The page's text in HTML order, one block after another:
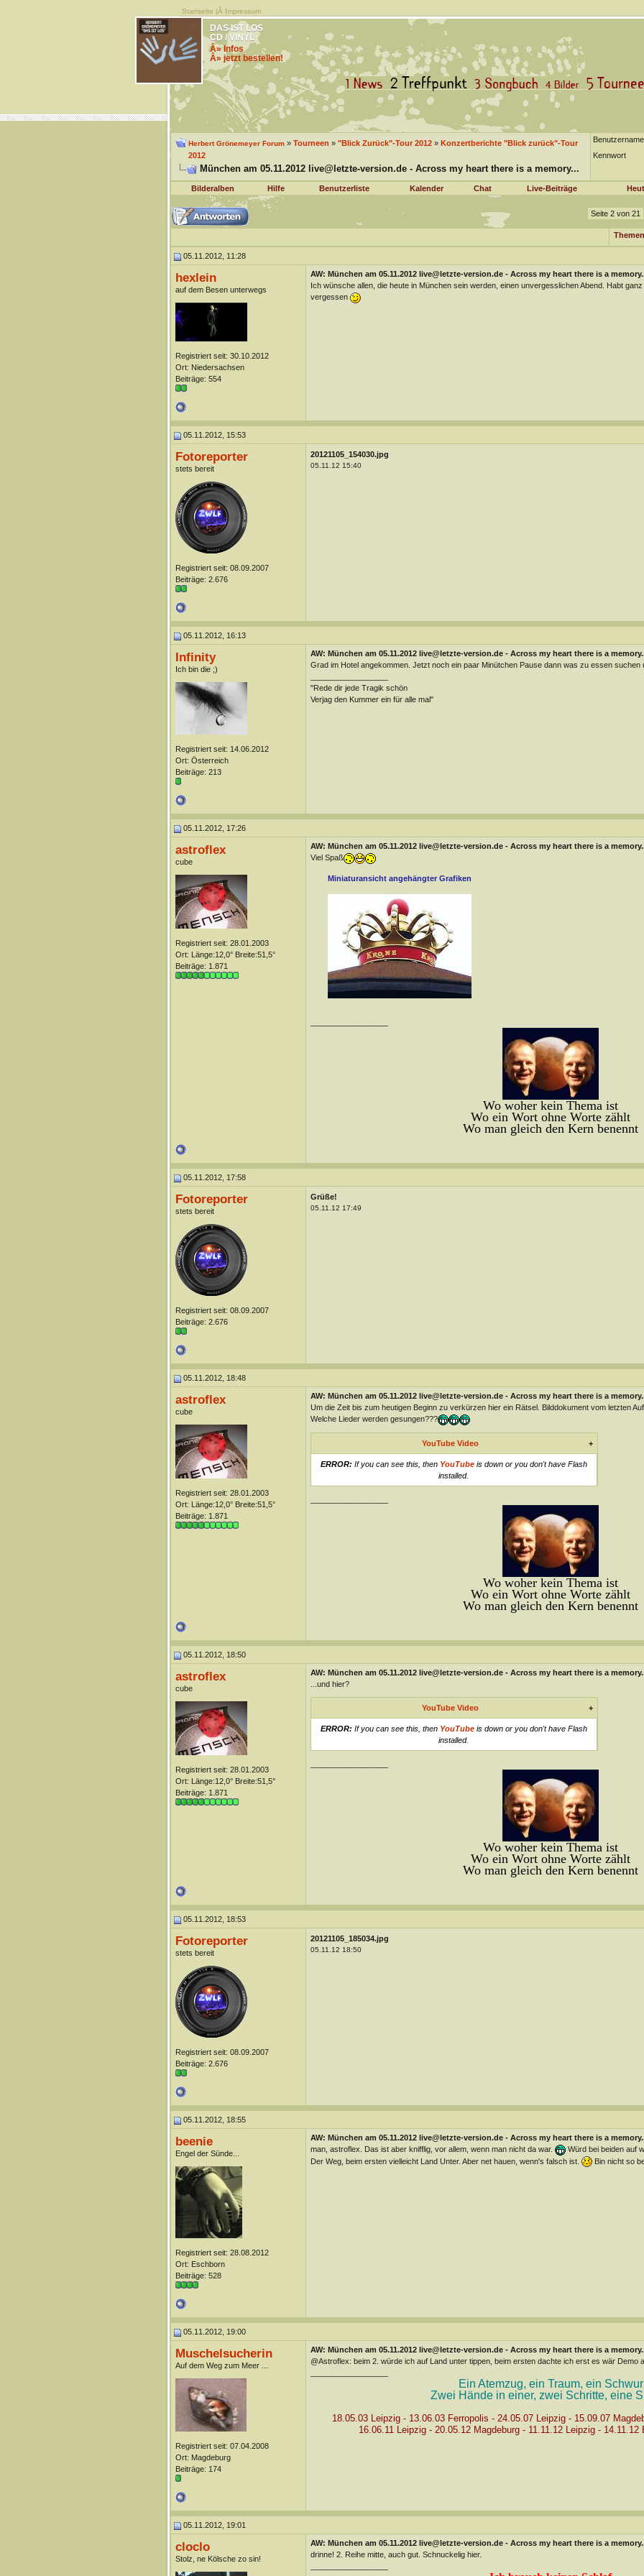
Startseite |Â Impressum
DAS IST LOS
CD / VINYL
Â» Infos
Â» jetzt bestellen!
Herbert Grönemeyer Forum» Tourneen » "Blick Zurück"-Tour 2012» Konzertberichte "Blick zurück"-Tour
2012
München am 05.11.2012 live@letzte-version.de - Across my heart there is a memory...
Benutzername
Kennwort
Bilderalben Hilfe Benutzerliste Kalender Chat Live-Beiträge
Seite 2 von 21
05.11.2012, 11:28
hexlein
auf dem Besen unterwegs
Registriert seit: 30.10.2012
Ort: Niedersachsen
Beiträge: 554
AW: München am 05.11.2012 live@letzte-version.de - Across my heart there is a
Ich wünsche allen, die heute in München sein werden, einen unvergesslichen Abend. Habt
vergessen
05.11.2012, 15:53
Fotoreporter
stets bereit
Registriert seit: 08.09.2007
Beiträge: 2.676
20121105_154030.jpg
05.11.12 15:40
05.11.2012, 16:13
Infinity
Ich bin die ;)
Registriert seit: 14.06.2012
Ort: Österreich
Beiträge: 213
AW: München am 05.11.2012 live@letzte-version.de - Across my heart there is a
Grad im Hotel angekommen. Jetzt noch ein paar Minütchen Pause dann was zu essen suchen
"Rede dir jede Tragik schön
Verjag den Kummer ein für alle mal"
05.11.2012, 17:26
astroflex
cube
Registriert seit: 28.01.2003
Ort: Länge:12,0° Breite:51,5°
Beiträge: 1.871
AW: München am 05.11.2012 live@letzte-version.de - Across my heart there is a
Viel Spaß
Miniaturansicht angehängter Grafiken
Wo woher kein Thema ist
Wo ein Wort ohne Worte zählt
Wo man gleich den Kern benennt
05.11.2012, 17:58
Fotoreporter
stets bereit
Registriert seit: 08.09.2007
Beiträge: 2.676
Grüße!
05.11.12 17:49
05.11.2012, 18:48
astroflex
cube
Registriert seit: 28.01.2003
Ort: Länge:12,0° Breite:51,5°
Beiträge: 1.871
AW: München am 05.11.2012 live@letzte-version.de - Across my heart there is a
Um die Zeit bis zum heutigen Beginn zu verkürzen hier ein Rätsel. Bilddokument vom letzten
Welche Lieder werden gesungen???
+
YouTube Video
ERROR: If you can see this, then YouTubeis down or you don't have Flash
installed.
Wo woher kein Thema ist
Wo ein Wort ohne Worte zählt
Wo man gleich den Kern benennt
05.11.2012, 18:50
astroflex
cube
Registriert seit: 28.01.2003
Ort: Länge:12,0° Breite:51,5°
Beiträge: 1.871
AW: München am 05.11.2012 live@letzte-version.de - Across my heart there is a
...und hier?
+
YouTube Video
ERROR: If you can see this, then YouTubeis down or you don't have Flash
installed.
Wo woher kein Thema ist
Wo ein Wort ohne Worte zählt
Wo man gleich den Kern benennt
05.11.2012, 18:53
Fotoreporter
stets bereit
Registriert seit: 08.09.2007
Beiträge: 2.676
20121105_185034.jpg
05.11.12 18:50
05.11.2012, 18:55
beenie
Engel der Sünde...
Registriert seit: 28.08.2012
Ort: Eschborn
Beiträge: 528
AW: München am 05.11.2012 live@letzte-version.de - Across my heart there is a
man, astroflex. Das ist aber knifflig, vor allem, wenn man nicht da war.
Würd bei beiden auf
Der Weg, beim ersten vielleicht Land Unter. Aber net hauen, wenn's falsch ist.
Bin nicht so
05.11.2012, 19:00
Muschelsucherin
Auf dem Weg zum Meer ...
Registriert seit: 07.04.2008
Ort: Magdeburg
Beiträge: 174
AW: München am 05.11.2012 live@letzte-version.de - Across my heart there is a
@Astroflex: beim 2. würde ich auf Land unter tippen, beim ersten dachte ich erst es wär Demo
Ein Atemzug, ein Traum, ein Schwur
Zwei Hände in einer, zwei Schritte, eine
18.05.03 Leipzig - 13.06.03 Ferropolis - 24.05.07 Leipzig - 15.09.07
16.06.11 Leipzig - 20.05.12 Magdeburg - 11.11.12 Leipzig -
05.11.2012, 19:01
cloclo
Stolz, ne Kölsche zo sin!
AW: München am 05.11.2012 live@letzte-version.de - Across my heart there is a
drinne! 2. Reihe mitte, auch gut. Schnuckelig hier.